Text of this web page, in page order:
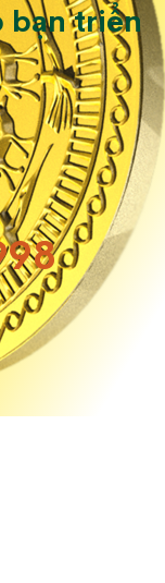
bạn triển